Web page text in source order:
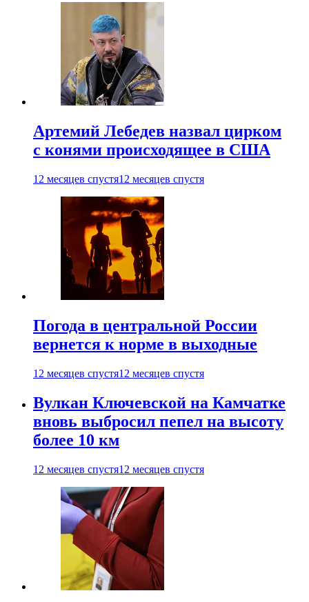
Артемий Лебедев назвал цирком
с конями происходящее в США
12 месяцев спустя12 месяцев спустя
Погода в центральной России
вернется к норме в выходные
12 месяцев спустя12 месяцев спустя
Вулкан Ключевской на Камчатке
вновь выбросил пепел на высоту
более 10 км
12 месяцев спустя12 месяцев спустя